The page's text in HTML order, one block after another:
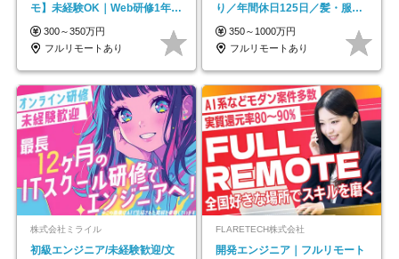
モ】未経験OK｜Web研修1年間
｜副業OK
300～350万円
フルリモートあり
り／年間休日125日／髪・服・
ネイル自由／副業OK
350～1000万円
フルリモートあり
株式会社ミライル
初級エンジニア/未経験歓迎/文
FLARETECH株式会社
開発エンジニア｜フルリモート